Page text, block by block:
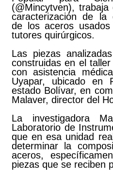
(@Mincytven), trabaja
caracterización de la
de los aceros
tutores quirúrgicos.
Las piezas
construidas en el
con asistencia
Uyapar, ubicado en
estado Bolívar, en
Malaver, director del
La investigadora
Laboratorio de
que en esa unidad
determinar la
aceros,
piezas que se reciben